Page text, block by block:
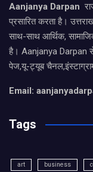
Aanjanya Darpan
प्रसारित करता है।
साथ-साथ आर्थिक,
है। Aanjanya Darpan
पेज,यू-ट्यूब
Email:
Tags
art business